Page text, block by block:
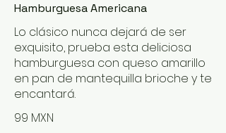
Hamburguesa Americana
Lo clásico nunca dejará de ser
exquisito, prueba esta deliciosa
hamburguesa con queso amarillo
en pan de mantequilla brioche y te
encantará.
99 MXN